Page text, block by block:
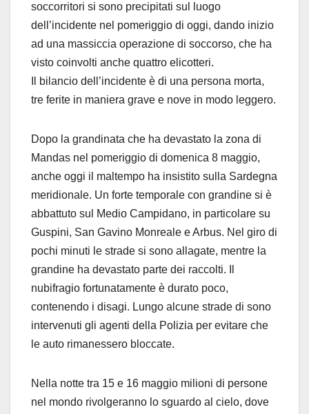
soccorritori si sono precipitati sul luogo
dell’incidente nel pomeriggio di oggi, dando inizio
ad una massiccia operazione di soccorso, che ha
visto coinvolti anche quattro elicotteri.
Il bilancio dell’incidente è di una persona morta,
tre ferite in maniera grave e nove in modo leggero.
Dopo la grandinata che ha devastato la zona di
Mandas nel pomeriggio di domenica 8 maggio,
anche oggi il maltempo ha insistito sulla Sardegna
meridionale. Un forte temporale con grandine si è
abbattuto sul Medio Campidano, in particolare su
Guspini, San Gavino Monreale e Arbus. Nel giro di
pochi minuti le strade si sono allagate, mentre la
grandine ha devastato parte dei raccolti. Il
nubifragio fortunatamente è durato poco,
contenendo i disagi. Lungo alcune strade di sono
intervenuti gli agenti della Polizia per evitare che
le auto rimanessero bloccate.
Nella notte tra 15 e 16 maggio milioni di persone
nel mondo rivolgeranno lo sguardo al cielo, dove